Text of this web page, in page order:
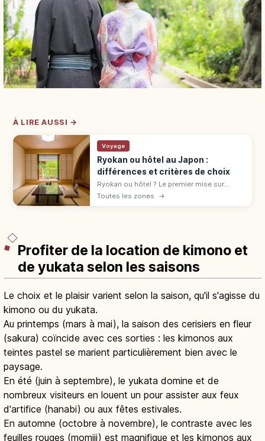
À LIRE AUSSI →
Voyage
Ryokan ou hôtel au Japon :
différences et critères de choix
Ryokan ou hôtel ? Le premier mise sur
l'omotenashi : tatami, onsen, yukata,
Toutes les zones →
Profiter de la location de kimono et
de yukata selon les saisons
Le choix et le plaisir varient selon la saison, qu'il s'agisse du
kimono ou du yukata.
Au printemps (mars à mai), la saison des cerisiers en fleur
(sakura) coïncide avec ces sorties : les kimonos aux
teintes pastel se marient particulièrement bien avec le
paysage.
En été (juin à septembre), le yukata domine et de
nombreux visiteurs en louent un pour assister aux feux
d'artifice (hanabi) ou aux fêtes estivales.
En automne (octobre à novembre), le contraste avec les
feuilles rouges (momiji) est magnifique et les kimonos aux